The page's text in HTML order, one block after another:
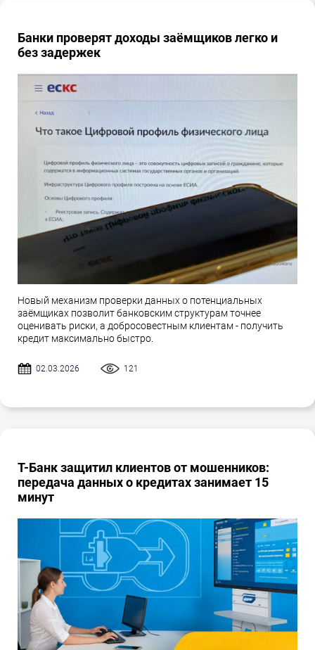
Банки проверят доходы заёмщиков легко и
без задержек
Новый механизм проверки данных о потенциальных
заёмщиках позволит банковским структурам точнее
оценивать риски, а добросовестным клиентам - получить
кредит максимально быстро.
02.03.2026 121
Т-Банк защитил клиентов от мошенников:
передача данных о кредитах занимает 15
минут